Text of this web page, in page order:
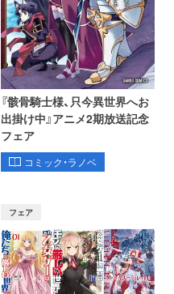
『骸骨騎士様、只今異世界へお
出掛け中』アニメ2期放送記念
フェア
コミック・ラノベ
フェア